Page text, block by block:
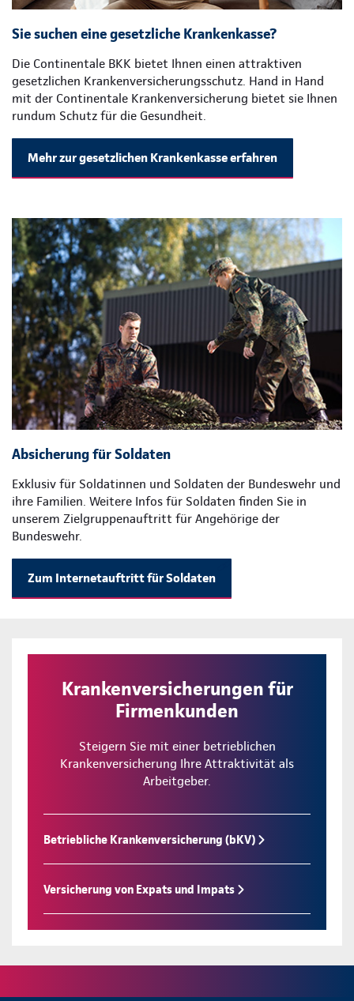
Sie suchen eine gesetzliche Krankenkasse?
Die Continentale BKK bietet Ihnen einen attraktiven
gesetzlichen Krankenversicherungsschutz. Hand in Hand
mit der Continentale Krankenversicherung bietet sie Ihnen
rundum Schutz für die Gesundheit.
Mehr zur gesetzlichen Krankenkasse erfahren
Absicherung für Soldaten
Exklusiv für Soldatinnen und Soldaten der Bundeswehr und
ihre Familien. Weitere Infos für Soldaten finden Sie in
unserem Zielgruppenauftritt für Angehörige der
Bundeswehr.
Zum Internetauftritt für Soldaten
Krankenversicherungen für
Firmenkunden
Steigern Sie mit einer betrieblichen
Krankenversicherung Ihre Attraktivität als
Arbeitgeber.
Betriebliche Krankenversicherung (bKV)
Versicherung von Expats und Impats